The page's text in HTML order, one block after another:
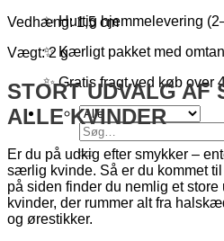
✨ Hurtig hjemmelevering
✨ Kærligt pakket med
✨ Gratis fragt ved køb over
Søg
efter:
Vedhæng: 1,5 cm
Vægt: 2 g
STORT UDVALG AF
ALLE KVINDER
Er du på udkig efter smykker –
særlig kvinde. Så er du kommet
på siden finder du nemlig et store
kvinder, der rummer alt fra
og ørestikker.